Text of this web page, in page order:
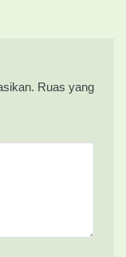
Ruas yang